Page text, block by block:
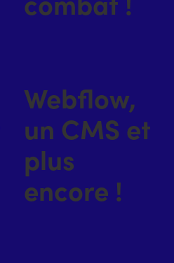
Webflow,
un CMS et
plus
encore !